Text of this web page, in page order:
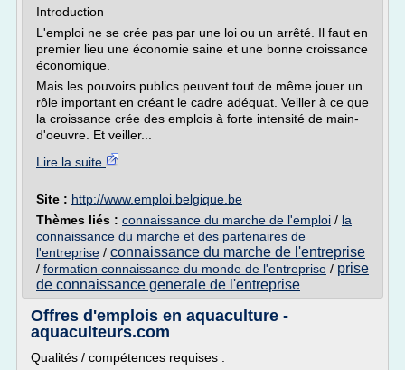
Introduction
L'emploi ne se crée pas par une loi ou un arrêté. Il faut en
premier lieu une économie saine et une bonne croissance
économique.
Mais les pouvoirs publics peuvent tout de même jouer un
rôle important en créant le cadre adéquat. Veiller à ce que
la croissance crée des emplois à forte intensité de main-
d'oeuvre. Et veiller...
Lire la suite
Site : http://www.emploi.belgique.be
Thèmes liés : connaissance du marche de l'emploi / la
connaissance du marche et des partenaires de
l'entreprise / connaissance du marche de l'entreprise
/ formation connaissance du monde de l'entreprise / prise
de connaissance generale de l'entreprise
Offres d'emplois en aquaculture -
aquaculteurs.com
Qualités / compétences requises :